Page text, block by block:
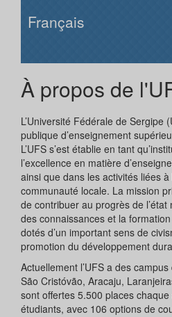
Français
À propos de
L’Université Fédérale de Sergipe
publique d’enseignement
L’UFS s’est établie en tant
l’excellence en matière
ainsi que dans les activités liées
communauté locale. La mission
de contribuer au progrès de
des connaissances et la
dotés d’un important sens de
promotion du développement
Actuellement l’UFS a des
São Cristóvão, Aracaju,
sont offertes 5.500 places
étudiants, avec 106 options de